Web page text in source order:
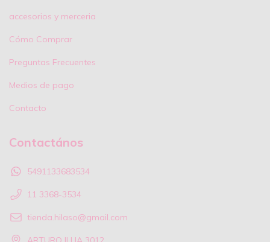
accesorios y merceria
Cómo Comprar
Preguntas Frecuentes
Medios de pago
Contacto
Contactános
5491133683534
11 3368-3534
tienda.hilaso@gmail.com